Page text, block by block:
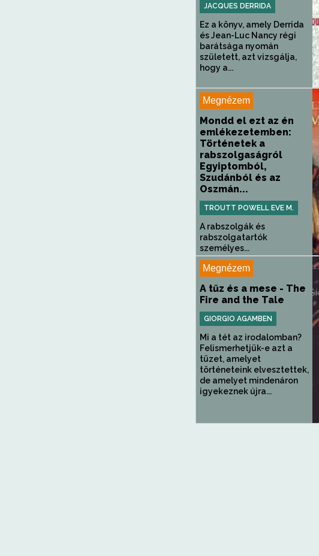
JACQUES DERRIDA
Ez a könyv, amely Derrida
és Jean-Luc Nancy régi
barátsága nyomán
született, azt vizsgálja,
hogy a...
Megnézem
Mondd el ezt az én
emlékezetemben:
Történetek a
rabszolgaságról
Egyiptomból,
Szudánból és az
Oszmán...
TROUTT POWELL EVE M.
A rabszolgák és
rabszolgatartók
személyes...
Megnézem
A tűz és a mese - The
Fire and the Tale
GIORGIO AGAMBEN
Mi a tét az irodalomban?
Felismerhetjük-e azt a
tüzet, amelyet
történeteink elvesztettek,
de amelyet mindenáron
igyekeznek újra...